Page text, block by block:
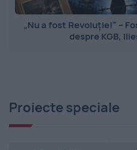
„Nu a fost Revoluție!” –
despre KGB,
Proiecte speciale